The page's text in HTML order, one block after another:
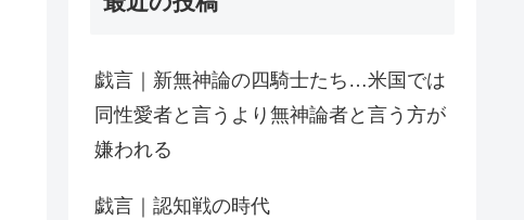
戯言｜新無神論の四騎士たち…米国では
同性愛者と言うより無神論者と言う方が
嫌われる
戯言｜認知戦の時代